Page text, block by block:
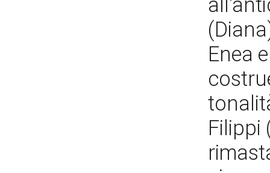
Enea
Filippi